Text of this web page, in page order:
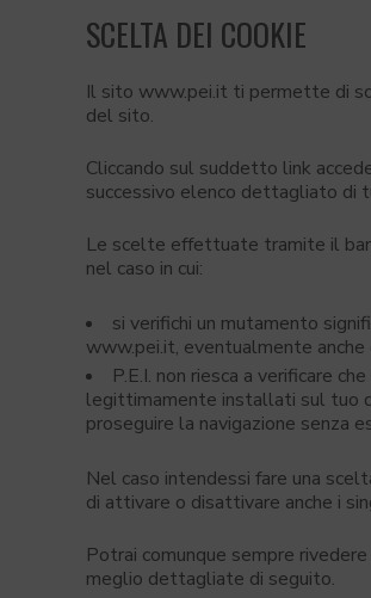
SCELTA DEI COOKIE
Il sito www.pei.it ti permette di
del sito.
Cliccando sul suddetto link
successivo elenco dettagliato di
Le scelte effettuate tramite il
nel caso in cui:
si verifichi un mutamento
www.pei.it, eventualmente
P.E.I. non riesca a verificare
legittimamente installati sul tuo
proseguire la navigazione senza
Nel caso intendessi fare una
di attivare o disattivare anche i
Potrai comunque sempre
meglio dettagliate di seguito.